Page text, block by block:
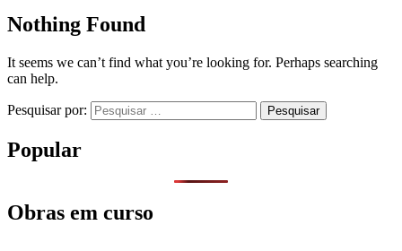
Nothing Found
It seems we can’t find what you’re looking for. Perhaps searching
can help.
Pesquisar por:
Popular
Obras em curso